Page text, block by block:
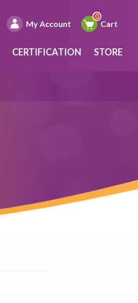
My Account Cart
CERTIFICATION STORE